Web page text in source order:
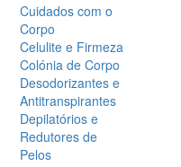
Cuidados com o
Corpo
Celulite e Firmeza
Colónia de Corpo
Desodorizantes e
Antitranspirantes
Depilatórios e
Redutores de
Pelos